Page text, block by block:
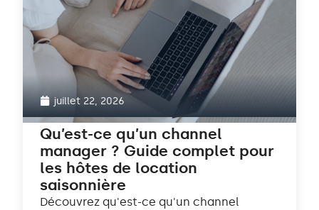
juillet 22, 2026
Qu’est-ce qu’un channel
manager ? Guide complet pour
les hôtes de location
saisonnière
Découvrez qu'est-ce qu'un channel